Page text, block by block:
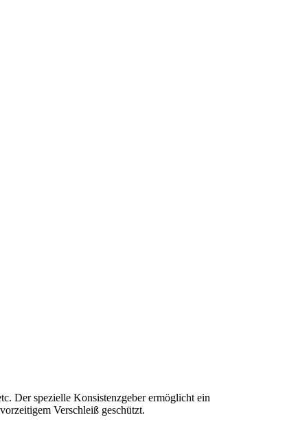
Der spezielle Konsistenzgeber ermöglicht ein
Verschleiß geschützt.